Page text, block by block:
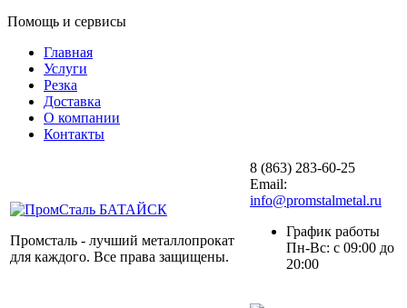
Помощь и сервисы
Главная
Услуги
Резка
Доставка
О компании
Контакты
Промсталь - лучший металлопрокат
для каждого. Все права защищены.
8 (863) 283-60-25
Email:
info@promstalmetal.ru
График работы
Пн-Вс: с 09:00 до
20:00